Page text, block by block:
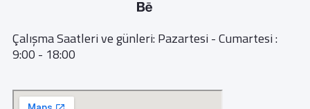
Çalışma Saatleri ve günleri: Pazartesi - Cumartesi :
9:00 - 18:00